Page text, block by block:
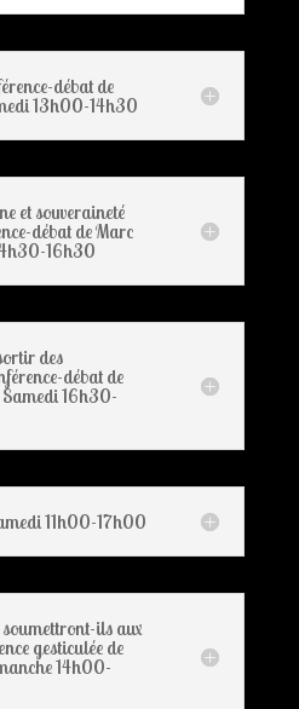
débat de
13h00-14h30
et souveraineté
débat de Marc
16h30
des
débat de
16h30-
11h00-17h00
ils aux
gesticulée de
14h00-